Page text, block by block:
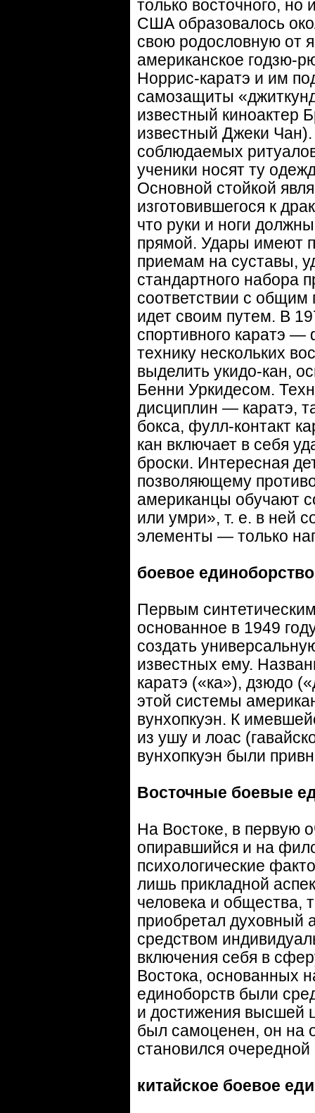
только восточного,
США образовалось
свою родословную от
американское годзю-
Норрис-каратэ и им
самозащиты
известный киноактер
известный Джеки Чан).
соблюдаемых
ученики носят ту
Основной стойкой
изготовившегося к
что руки и ноги
прямой. Удары имеют
приемам на суставы,
стандартного набора
соответствии с
идет своим путем. В
спортивного каратэ —
технику нескольких
выделить укидо-кан,
Бенни Уркидесом.
дисциплин — каратэ,
бокса, фулл-контакт
кан включает в себя
броски. Интересная
позволяющему
американцы обучают
или умри», т. е. в ней
элементы — только
боевое
Первым
основанное в 1949
создать
известных ему.
каратэ («ка»), дзюдо
этой системы
вунхопкуэн. К
из ушу и лоас
вунхопкуэн были
Восточные боевые
На Востоке, в первую
опиравшийся и на
психологические
лишь прикладной
человека и общества,
приобретал духовный
средством
включения себя в
Востока, основанных
единоборств были
и достижения высшей
был самоценен, он на
становился
китайское боевое